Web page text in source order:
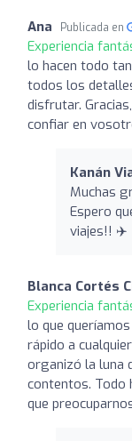
Ana Publicada en
Experiencia
lo hacen todo
todos los
disfrutar.
confiar en
Kanán
Muchas
Espero
viajes!! ✈️
Blanca Cortés
Experiencia
lo que
rápido a
organizó la luna
contentos. Todo
que